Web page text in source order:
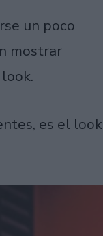
un poco
mostrar
es el look